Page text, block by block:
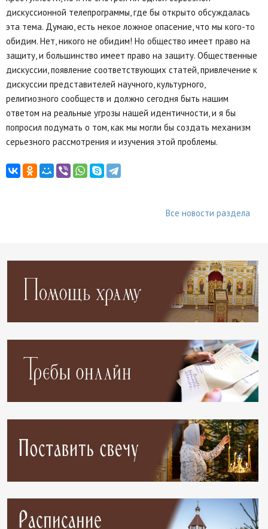
дискуссионной телепрограммы, где бы открыто обсуждалась
эта тема. Думаю, есть некое ложное опасение, что мы кого-то
обидим. Нет, никого не обидим! Но общество имеет право на
защиту, и большинство имеет право на защиту. Общественные
дискуссии, появление соответствующих статей, привлечение к
дискуссии представителей научного, культурного,
религиозного сообществ и должно сегодня быть нашим
ответом на реальные угрозы нашей идентичности, и я бы
попросил подумать о том, как мы могли бы создать механизм
серьезного рассмотрения и изучения этой проблемы.
Все новости раздела